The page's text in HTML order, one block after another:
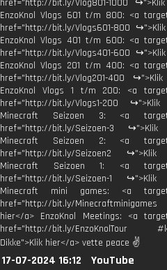
href="http://bit.ly/Vlog801-1000
EnzoKnol Vlogs 601 t/m 800: <a
href="http://bit.ly/Vlogs601-800
EnzoKnol Vlogs 401 t/m 600: <a
href="http://bit.ly/Vlogs401-600
EnzoKnol Vlogs 201 t/m 400: <a
href="http://bit.ly/Vlog201-400
EnzoKnol Vlogs 1 t/m 200: <a
href="http://bit.ly/Vlogs1-200
Minecraft Seizoen 3: <a
href="http://bit.ly/Seizoen-3 ↪">Klik
Minecraft Seizoen 2: <a
href="http://bit.ly/Seizoen2 ↪">Klik
Minecraft Seizoen 1: <a
href="http://bit.ly/Seizoen-1 ↪">Klik
Minecraft mini games: <a
href="http://bit.ly/
hier</a> EnzoKnol Meetings: <a
href="http://bit.ly/EnzoKnolTour
Dikke">Klik hier</a> vette peace ✌
17-07-2024 16:12
YouTube